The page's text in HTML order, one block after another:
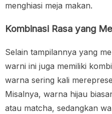
menghiasi meja makan.
Kombinasi Rasa yang
Selain tampilannya yang
warni ini juga memiliki
warna sering kali
Misalnya, warna hijau
atau matcha, sedangkan